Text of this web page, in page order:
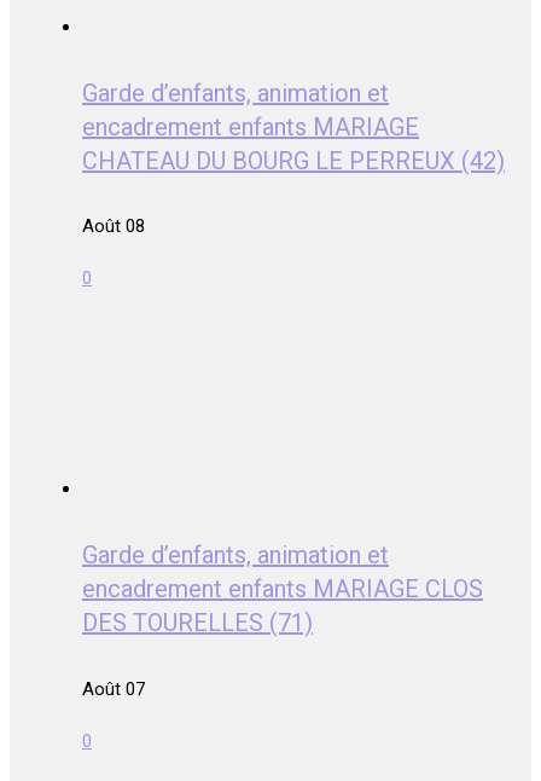
Garde d’enfants, animation et
encadrement enfants MARIAGE
CHATEAU DU BOURG LE PERREUX (42)
Août 08
0
Garde d’enfants, animation et
encadrement enfants MARIAGE CLOS
DES TOURELLES (71)
Août 07
0